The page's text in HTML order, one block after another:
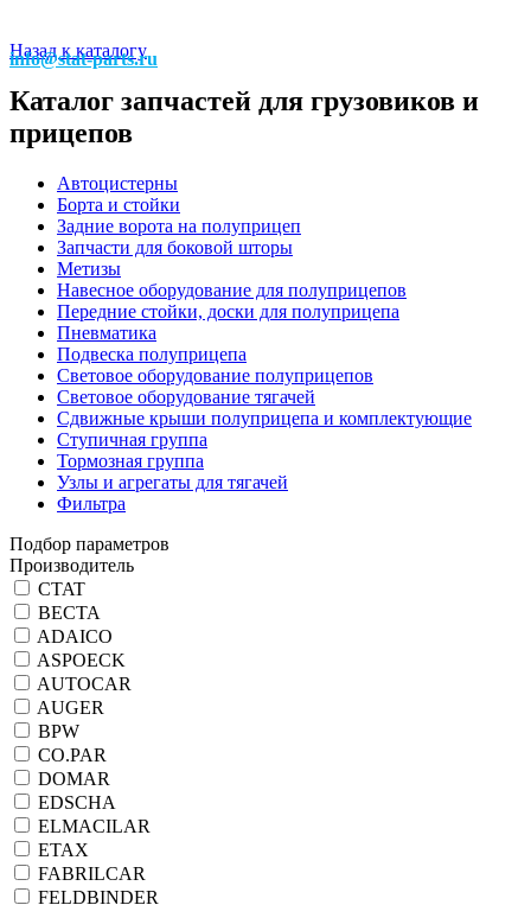
info@stat-parts.ru
Назад к каталогу
Каталог запчастей для грузовиков и
прицепов
Автоцистерны
Борта и стойки
Задние ворота на полуприцеп
Запчасти для боковой шторы
Метизы
Навесное оборудование для полуприцепов
Передние стойки, доски для полуприцепа
Пневматика
Подвеска полуприцепа
Световое оборудование полуприцепов
Световое оборудование тягачей
Сдвижные крыши полуприцепа и комплектующие
Ступичная группа
Тормозная группа
Узлы и агрегаты для тягачей
Фильтра
Подбор параметров
Производитель
CTAT
ВЕСТА
ADAICO
ASPOECK
AUTOCAR
AUGER
BPW
CO.PAR
DOMAR
EDSCHA
ELMACILAR
ETAX
FABRILCAR
FELDBINDER